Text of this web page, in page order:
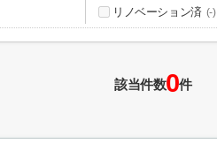
リノベーション済 (-)
該当件数0件